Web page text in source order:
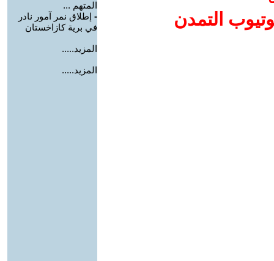
التمدن
المتهم ...
- إطلاق نمر آمور نادر
في برية كازاخستان
المزيد.....
المزيد.....